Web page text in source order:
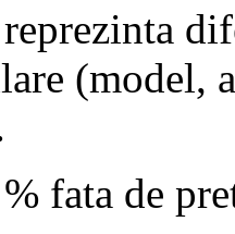
(model,
fata de